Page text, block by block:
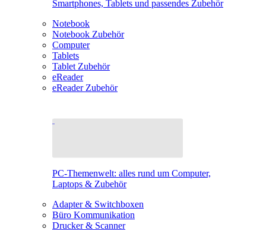
Smartphones, Tablets und passendes Zubehör
Notebook
Notebook Zubehör
Computer
Tablets
Tablet Zubehör
eReader
eReader Zubehör
PC-Themenwelt: alles rund um Computer,
Laptops & Zubehör
Adapter & Switchboxen
Büro Kommunikation
Drucker & Scanner